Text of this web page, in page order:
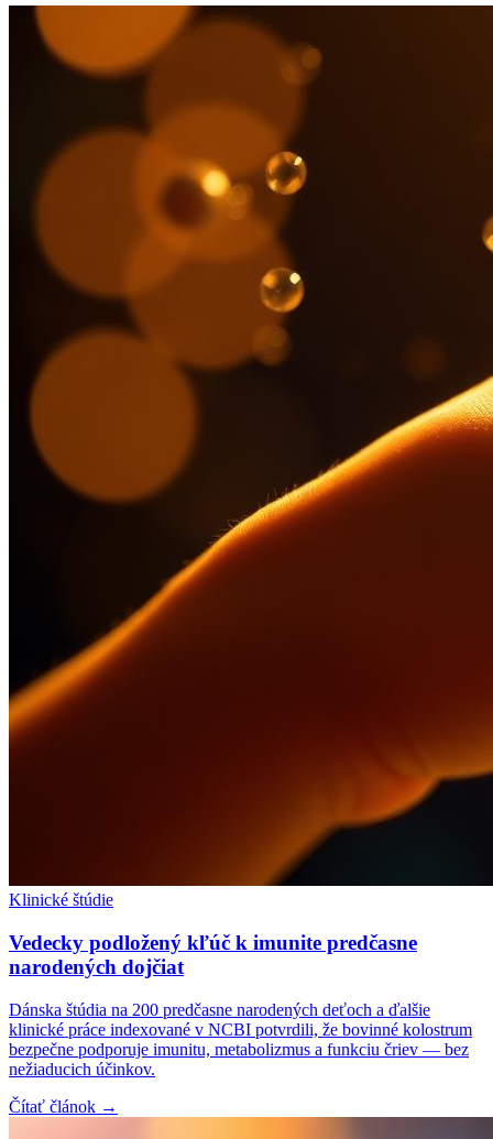
Klinické štúdie
Vedecky podložený kľúč k imunite predčasne
narodených dojčiat
Dánska štúdia na 200 predčasne narodených deťoch a ďalšie
klinické práce indexované v NCBI potvrdili, že bovinné kolostrum
bezpečne podporuje imunitu, metabolizmus a funkciu čriev — bez
nežiaducich účinkov.
Čítať článok →